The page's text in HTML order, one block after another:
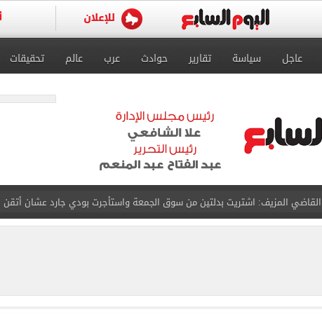
عاجل سياسة تقارير حوادث عرب عالم تحقيقات
برشلونة يطرح تذاكر مواجهة الأهلي على كأس خوان جامبر
طرابزون سبور ينفي الحجز على مستحقات محمد صلاح
الأهلي ينهي مرانه الأول فى معسكر إسبانيا.. جلسة عموتة وفقرة بدنية.. صور